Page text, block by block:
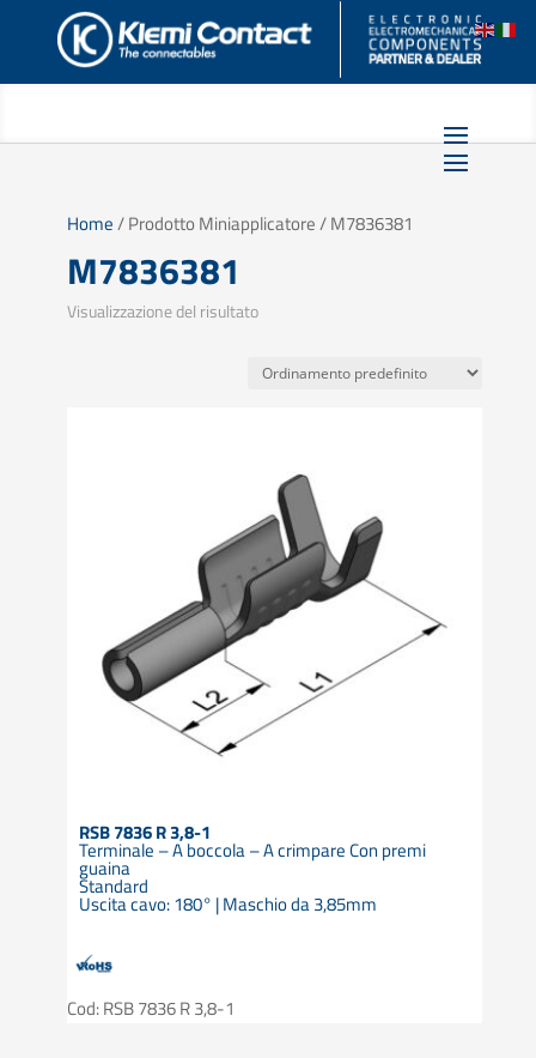
Home/ Prodotto Miniapplicatore / M7836381
M7836381
Visualizzazione del risultato
RSB 7836 R 3,8-1
Terminale – A boccola – A crimpare Con premi
guaina
Standard
Uscita cavo: 180° | Maschio da 3,85mm
Cod: RSB 7836 R 3,8-1